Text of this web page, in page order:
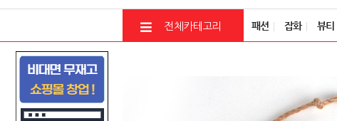
전체카테고리 패션 잡화 뷰티